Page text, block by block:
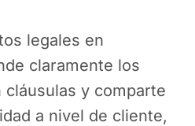
legales en
claramente los
y comparte
a nivel de cliente,